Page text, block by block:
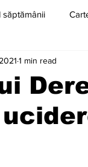
săptămânii
1 min read